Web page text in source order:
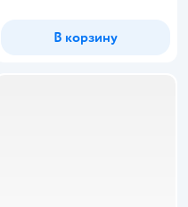
В корзину